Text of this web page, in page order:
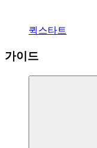
퀵스타트
가이드